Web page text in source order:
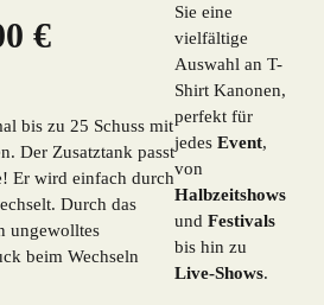
€
€Aktueller
Ist:
20,00 €.
bis zu 25 Schuss mit
Der Zusatztank passt
Er wird einfach durch
Durch das
ungewolltes
beim Wechseln
Sie eine
vielfältige
Auswahl an T-
Shirt Kanonen,
perfekt für
jedesEvent,
von
Halbzeitshows
undFestivals
bis hin zu
Live-Shows.